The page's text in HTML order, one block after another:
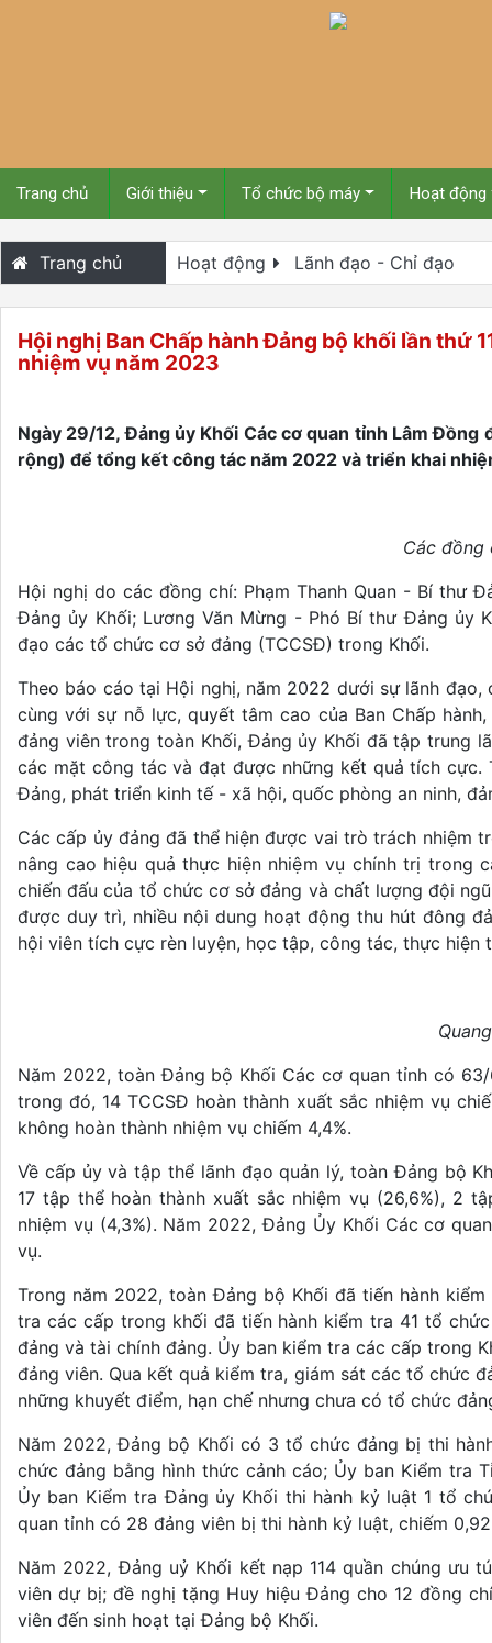
Trang chủ Giới thiệu Tổ chức bộ máy Hoạt động
Trang chủ Hoạt động Lãnh đạo - Chỉ đạo
Hội nghị Ban Chấp hành Đảng bộ khối lần thứ
nhiệm vụ năm 2023
Ngày 29/12, Đảng ủy Khối Các cơ quan tỉnh Lâm
rộng) để tổng kết công tác năm 2022 và triển khai
Các đồng
Hội nghị do các đồng chí: Phạm Thanh Quan - Bí thư
Đảng ủy Khối; Lương Văn Mừng - Phó Bí thư Đảng ủy
đạo các tổ chức cơ sở đảng (TCCSĐ) trong Khối.
Theo báo cáo tại Hội nghị, năm 2022 dưới sự lãnh
cùng với sự nỗ lực, quyết tâm cao của Ban Chấp
đảng viên trong toàn Khối, Đảng ủy Khối đã tập trung
các mặt công tác và đạt được những kết quả tích
Đảng, phát triển kinh tế - xã hội, quốc phòng an ninh,
Các cấp ủy đảng đã thể hiện được vai trò trách nhiệm
nâng cao hiệu quả thực hiện nhiệm vụ chính trị trong
chiến đấu của tổ chức cơ sở đảng và chất lượng đội
được duy trì, nhiều nội dung hoạt động thu hút đông
hội viên tích cực rèn luyện, học tập, công tác, thực hiện
Năm 2022, toàn Đảng bộ Khối Các cơ quan tỉnh có
trong đó, 14 TCCSĐ hoàn thành xuất sắc nhiệm vụ
không hoàn thành nhiệm vụ chiếm 4,4%.
Về cấp ủy và tập thể lãnh đạo quản lý, toàn Đảng bộ
17 tập thể hoàn thành xuất sắc nhiệm vụ (26,6%), 2
nhiệm vụ (4,3%). Năm 2022, Đảng Ủy Khối Các cơ
vụ.
Trong năm 2022, toàn Đảng bộ Khối đã tiến hành
tra các cấp trong khối đã tiến hành kiểm tra 41 tổ
đảng và tài chính đảng. Ủy ban kiểm tra các cấp trong
đảng viên. Qua kết quả kiểm tra, giám sát các tổ chức
những khuyết điểm, hạn chế nhưng chưa có tổ chức
Năm 2022, Đảng bộ Khối có 3 tổ chức đảng bị thi
chức đảng bằng hình thức cảnh cáo; Ủy ban Kiểm tra
Ủy ban Kiểm tra Đảng ủy Khối thi hành kỷ luật 1 tổ
quan tỉnh có 28 đảng viên bị thi hành kỷ luật, chiếm
Năm 2022, Đảng uỷ Khối kết nạp 114 quần chúng ưu
viên dự bị; đề nghị tặng Huy hiệu Đảng cho 12 đồng
viên đến sinh hoạt tại Đảng bộ Khối.